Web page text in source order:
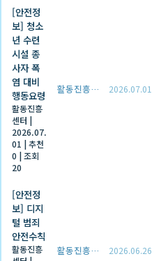
[안전정
보] 청소
년 수련
시설 종
사자 폭
염 대비
행동요령
활동진흥
센터 |
2026.07.
01 |추천
0 |조회
20
활동진흥센터 2026.07.01
[안전정
보] 디지
털 범죄
안전수칙
활동진흥
활동진흥센터 2026.06.26